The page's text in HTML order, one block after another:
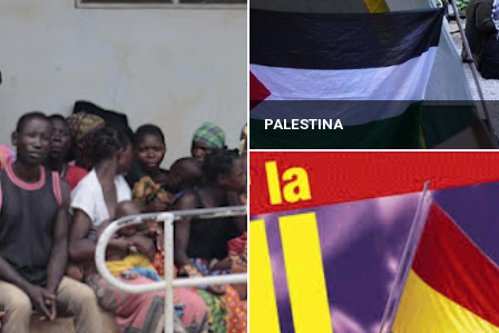
PALESTINA